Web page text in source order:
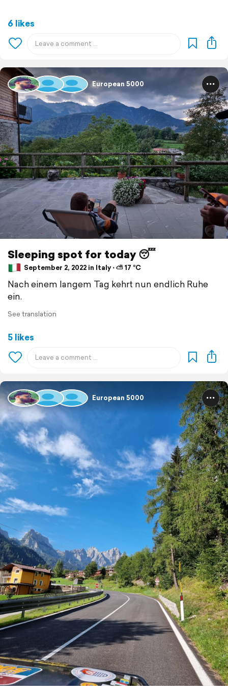
6 likes
European 5000
Sleeping spot for today 😴
September 2, 2022 in Italy ⋅ ⛅ 17 °C
Nach einem langem Tag kehrt nun endlich Ruhe
ein.
See translation
5 likes
European 5000